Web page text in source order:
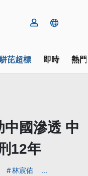
芘超標 即時 熱
國滲透 中
12年
林宸佑 ...